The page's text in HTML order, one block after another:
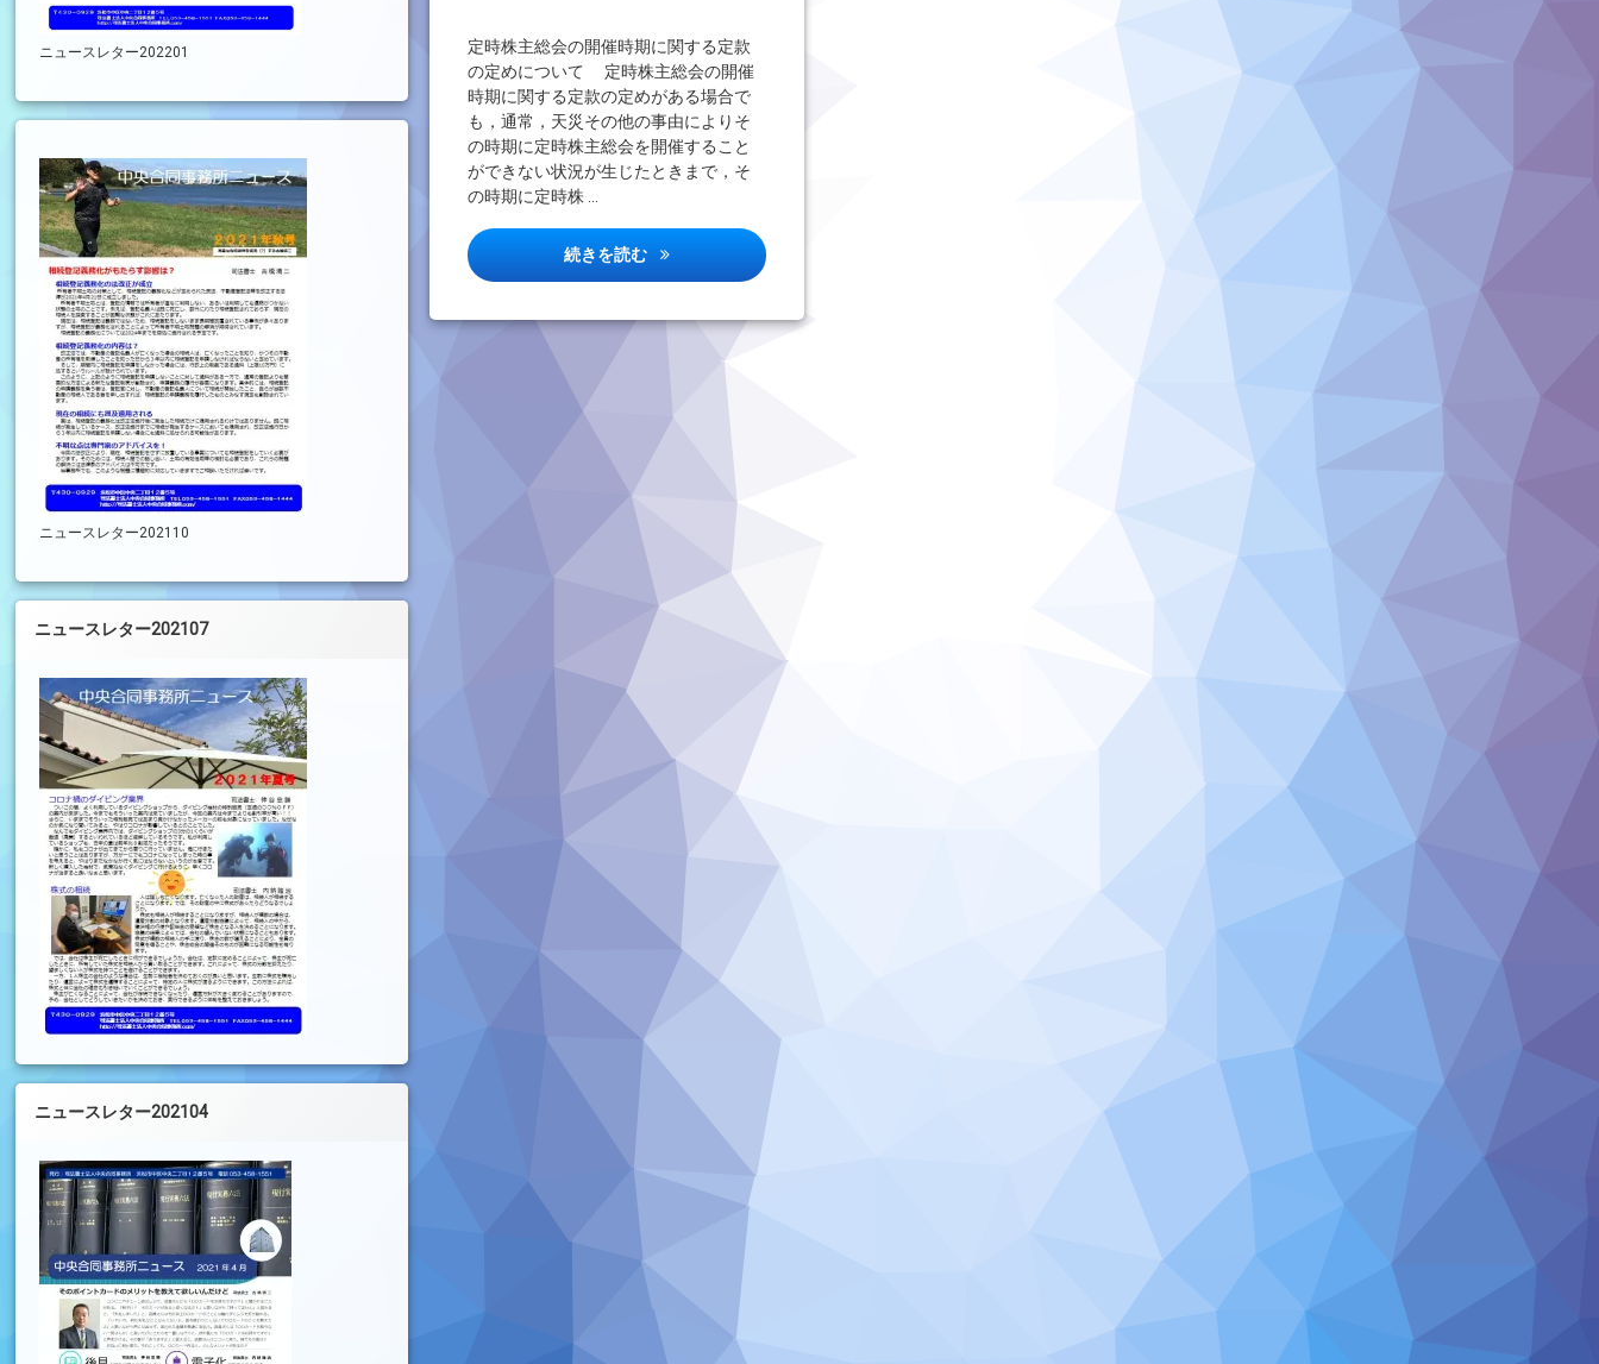
定時株主総会の開催時期に関する定款
の定めについて 定時株主総会の開催
時期に関する定款の定めがある場合で
も，通常，天災その他の事由によりそ
の時期に定時株主総会を開催すること
ができない状況が生じたときまで，そ
の時期に定時株 …
続きを読む 新型コロナウイルス感染症対策で定款で定めた時期に定時株主総会を開催することができそうもありませんが、違法ですか
ニュースレター202201
ニュースレター202110
ニュースレター202107
ニュースレター202104